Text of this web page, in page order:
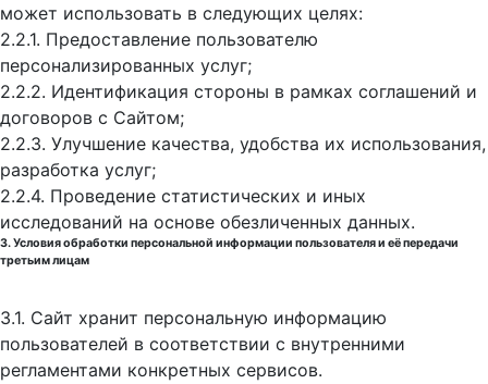
может использовать в следующих целях:
2.2.1. Предоставление пользователю
персонализированных услуг;
2.2.2. Идентификация стороны в рамках соглашений и
договоров с Сайтом;
2.2.3. Улучшение качества, удобства их использования,
разработка услуг;
2.2.4. Проведение статистических и иных
исследований на основе обезличенных данных.
3. Условия обработки персональной информации пользователя и её передачи
третьим лицам
3.1. Сайт хранит персональную информацию
пользователей в соответствии с внутренними
регламентами конкретных сервисов.